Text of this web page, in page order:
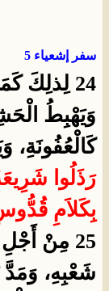
سفر إشعياء 5
24 لِذلِكَ
وَيَهْبِطُ
كَالْعُفُونَةِ،
رَذَلُوا
بِكَلاَمِ
25 مِنْ
شَعْبِهِ،